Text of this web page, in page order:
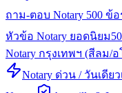
ถาม-ตอบ Notary 500 ข้อ
หัวข้อ Notary ยอดนิยม
Notary กรุงเทพฯ (สีลม/
Notary ด่วน / วันเดียว